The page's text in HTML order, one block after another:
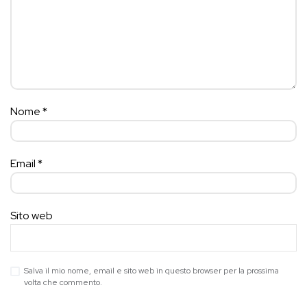
Nome*
Email*
Sito web
Salva il mio nome, email e sito web in questo browser per la prossima
volta che commento.